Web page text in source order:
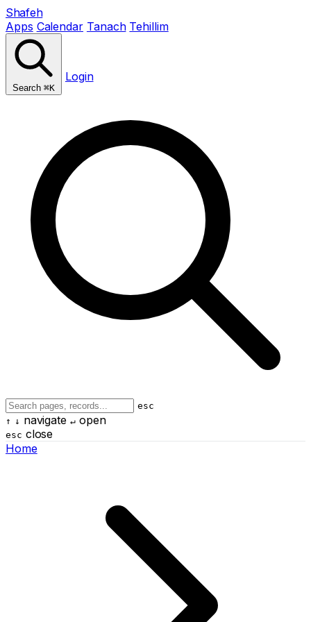
Shafeh
Apps Calendar Tanach Tehillim
Search ⌘K
Login
esc
↑ ↓ navigate ↵open
esc close
Home